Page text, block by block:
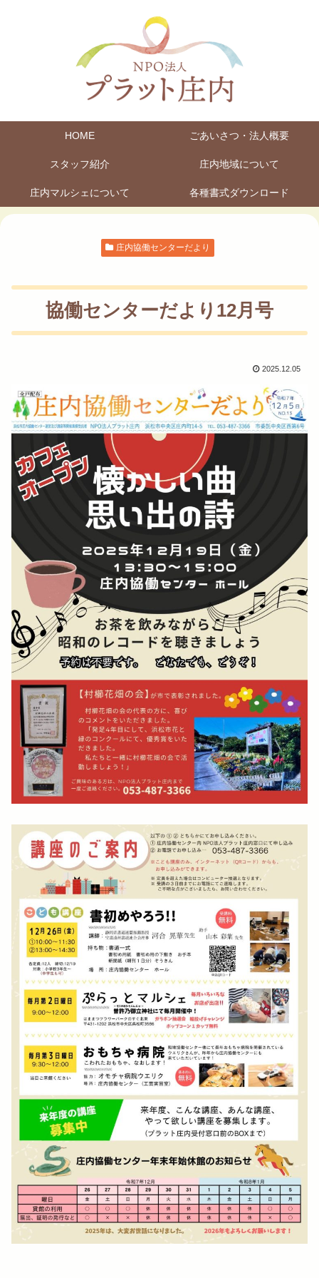
HOME ごあいさつ・法人概要
スタッフ紹介 庄内地域について
庄内マルシェについて 各種書式ダウンロード
庄内協働センターだより
協働センターだより12月号
2025.12.05